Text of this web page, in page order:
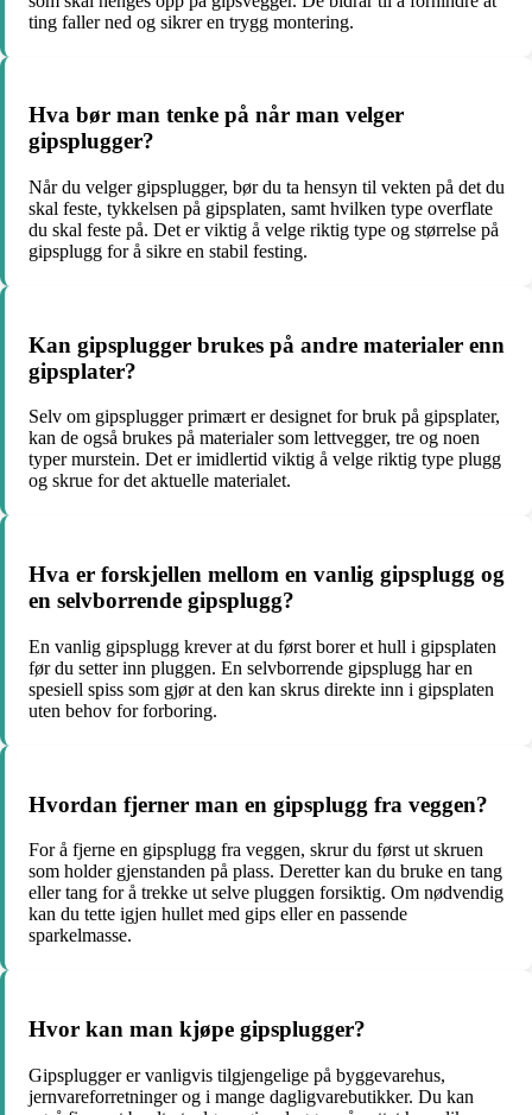
ting faller ned og sikrer en trygg montering.
Hva bør man tenke på når man velger
gipsplugger?
Når du velger gipsplugger, bør du ta hensyn til vekten på det du
skal feste, tykkelsen på gipsplaten, samt hvilken type overflate
du skal feste på. Det er viktig å velge riktig type og størrelse på
gipsplugg for å sikre en stabil festing.
Kan gipsplugger brukes på andre materialer enn
gipsplater?
Selv om gipsplugger primært er designet for bruk på gipsplater,
kan de også brukes på materialer som lettvegger, tre og noen
typer murstein. Det er imidlertid viktig å velge riktig type plugg
og skrue for det aktuelle materialet.
Hva er forskjellen mellom en vanlig gipsplugg og
en selvborrende gipsplugg?
En vanlig gipsplugg krever at du først borer et hull i gipsplaten
før du setter inn pluggen. En selvborrende gipsplugg har en
spesiell spiss som gjør at den kan skrus direkte inn i gipsplaten
uten behov for forboring.
Hvordan fjerner man en gipsplugg fra veggen?
For å fjerne en gipsplugg fra veggen, skrur du først ut skruen
som holder gjenstanden på plass. Deretter kan du bruke en tang
eller tang for å trekke ut selve pluggen forsiktig. Om nødvendig
kan du tette igjen hullet med gips eller en passende
sparkelmasse.
Hvor kan man kjøpe gipsplugger?
Gipsplugger er vanligvis tilgjengelige på byggevarehus,
jernvareforretninger og i mange dagligvarebutikker. Du kan